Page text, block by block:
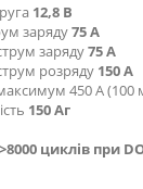
12,8 В
заряду75 А
заряду75 А
розряду 150 А
450 А (100
150 Аг
>8000 циклів при